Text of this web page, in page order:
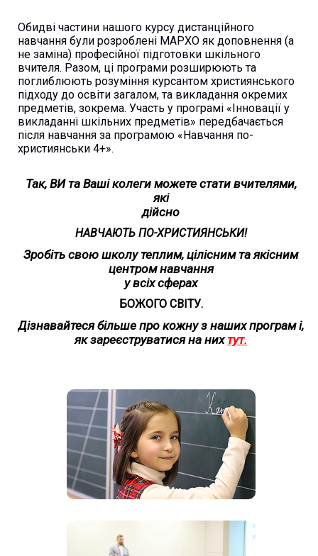
Обидві частини нашого курсу дистанційного
навчання були розроблені МАРХО як доповнення (а
не заміна) професійної підготовки шкільного
вчителя. Разом, ці програми розширюють та
поглиблюють розуміння курсантом християнського
підходу до освіти загалом, та викладання окремих
предметів, зокрема. Участь у програмі «Інновації у
викладанні шкільних предметів» передбачається
після навчання за програмою «Навчання по-
християнськи 4+».
Так, ВИ та Ваші колеги можете стати вчителями,
які
дійсно
НАВЧАЮТЬ ПО-ХРИСТИЯНСЬКИ!
Зробіть свою школу теплим, цілісним та якісним
центром навчання
у всіх сферах
БОЖОГО СВІТУ.
Дізнавайтеся більше про кожну з наших програм і,
як зареєструватися на нихтут.